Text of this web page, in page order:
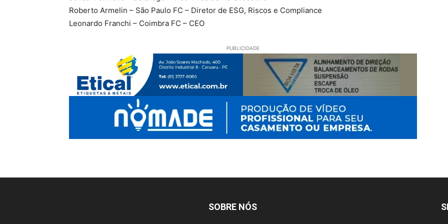
Roberto Armelin – São Paulo FC – Diretor de ESG, Riscos e Compliance
Leonardo Franchi – Coimbra FC – CEO
PUBLICIDADE
SOBRE NÓS